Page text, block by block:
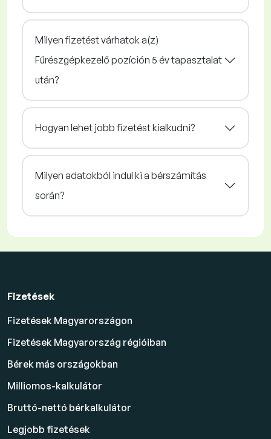
Milyen fizetést várhatok a(z)
Fűrészgépkezelő pozíción 5 év tapasztalat
után?
Hogyan lehet jobb fizetést kialkudni?
Milyen adatokból indul ki a bérszámítás
során?
Fizetések
Fizetések Magyarországon
Fizetések Magyarország régióiban
Bérek más országokban
Milliomos-kalkulátor
Bruttó-nettó bérkalkulátor
Legjobb fizetések